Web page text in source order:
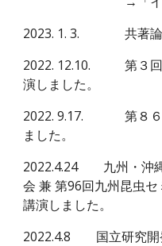
2023. 1.3.
共著
2022. 12.10. 第３
演しました。
2022.9.17.
第８
ました。
2022.4.24
九州・沖
会 兼 第96回九州昆虫
講演しました。
2022.4.8
国立研究